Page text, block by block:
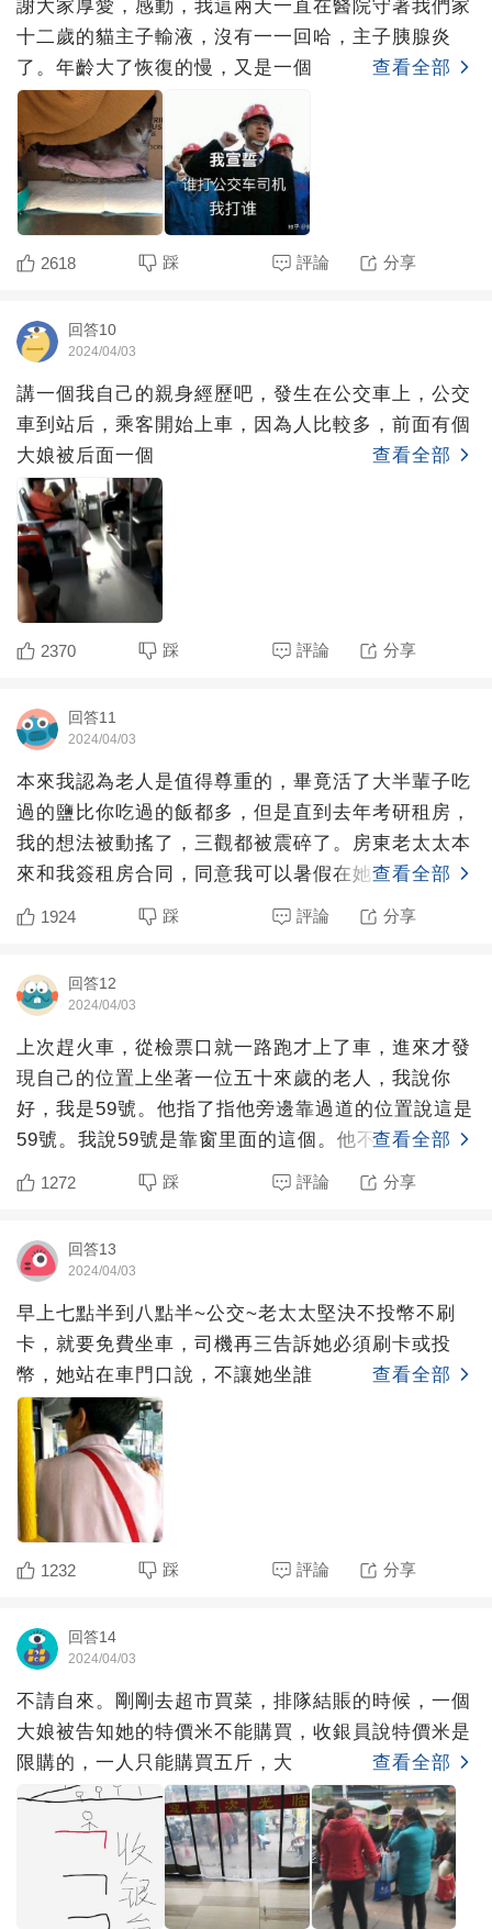
謝大家厚愛，感動，我這兩天一直在醫院守著我們家
十二歲的貓主子輸液，沒有一一回哈，主子胰腺炎
了。年齡大了恢復的慢，又是一個
查看全部
2618 踩 評論 分享
回答10
2024/04/03
講一個我自己的親身經歷吧，發生在公交車上，公交
車到站后，乘客開始上車，因為人比較多，前面有個
大娘被后面一個
查看全部
2370 踩 評論 分享
回答11
2024/04/03
本來我認為老人是值得尊重的，畢竟活了大半輩子吃
過的鹽比你吃過的飯都多，但是直到去年考研租房，
我的想法被動搖了，三觀都被震碎了。房東老太太本
來和我簽租房合同，同意我可以暑假在她家里洗澡，
因為是同鄉，所以
查看全部
1924 踩 評論 分享
回答12
2024/04/03
上次趕火車，從檢票口就一路跑才上了車，進來才發
現自己的位置上坐著一位五十來歲的老人，我說你
好，我是59號。他指了指他旁邊靠過道的位置說這是
59號。我說59號是靠窗里面的這個。他不耐煩的說就
坐這吧，我說
查看全部
1272 踩 評論 分享
回答13
2024/04/03
早上七點半到八點半~公交~老太太堅決不投幣不刷
卡，就要免費坐車，司機再三告訴她必須刷卡或投
幣，她站在車門口說，不讓她坐誰
查看全部
1232 踩 評論 分享
回答14
2024/04/03
不請自來。剛剛去超市買菜，排隊結賬的時候，一個
大娘被告知她的特價米不能購買，收銀員說特價米是
限購的，一人只能購買五斤，大
查看全部